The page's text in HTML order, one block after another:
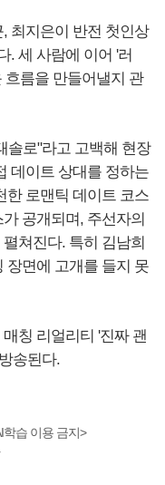
최지은이 반전 첫인상
. 세 사람에 이어 '러
흐름을 만들어낼지 관
솔로"라고 고백해 현장
데이트 상대를 정하는
한 로맨틱 데이트 코스
공개되며, 주선자의
쳐진다. 특히 김남희
장면에 고개를 들지 못
칭 리얼리티 '진짜 괜
송된다.
습 이용 금지>